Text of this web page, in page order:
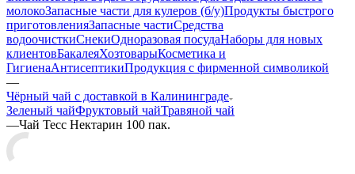
молокоЗапасные части для кулеров (б/у)Продукты быстрого
приготовленияЗапасные частиСредства
водоочисткиСнекиОдноразовая посудаНаборы для новых
клиентовБакалеяХозтоварыКосметика и
ГигиенаАнтисептикиПродукция с фирменной символикой
—
Чёрный чай с доставкой в Калининграде
Зеленый чайФруктовый чайТравяной чай
—Чай Тесс Нектарин 100 пак.